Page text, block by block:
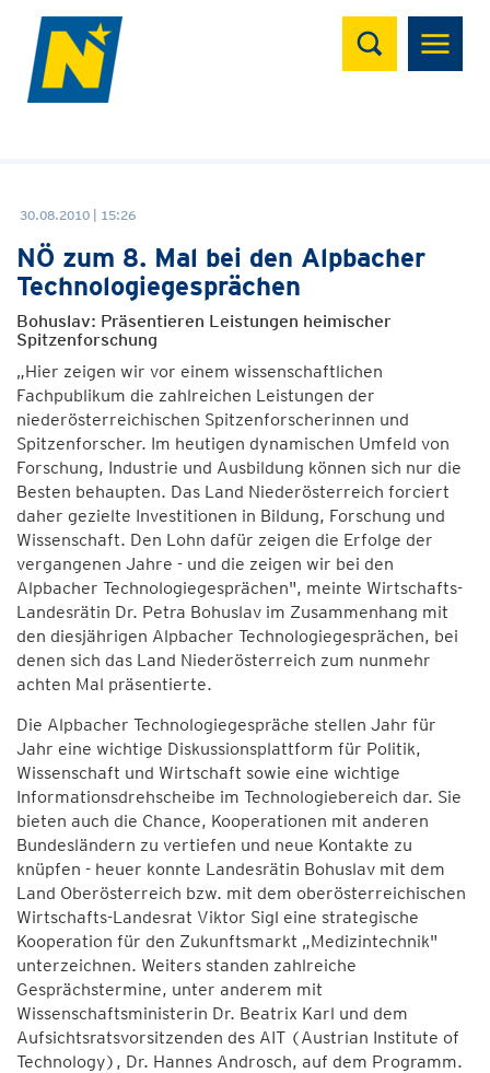
Suchen
30.08.2010 | 15:26
NÖ zum 8. Mal bei den Alpbacher
Technologiegesprächen
Bohuslav: Präsentieren Leistungen heimischer
Spitzenforschung
„Hier zeigen wir vor einem wissenschaftlichen
Fachpublikum die zahlreichen Leistungen der
niederösterreichischen Spitzenforscherinnen und
Spitzenforscher. Im heutigen dynamischen Umfeld von
Forschung, Industrie und Ausbildung können sich nur die
Besten behaupten. Das Land Niederösterreich forciert
daher gezielte Investitionen in Bildung, Forschung und
Wissenschaft. Den Lohn dafür zeigen die Erfolge der
vergangenen Jahre - und die zeigen wir bei den
Alpbacher Technologiegesprächen", meinte Wirtschafts-
Landesrätin Dr. Petra Bohuslav im Zusammenhang mit
den diesjährigen Alpbacher Technologiegesprächen, bei
denen sich das Land Niederösterreich zum nunmehr
achten Mal präsentierte.
Die Alpbacher Technologiegespräche stellen Jahr für
Jahr eine wichtige Diskussionsplattform für Politik,
Wissenschaft und Wirtschaft sowie eine wichtige
Informationsdrehscheibe im Technologiebereich dar. Sie
bieten auch die Chance, Kooperationen mit anderen
Bundesländern zu vertiefen und neue Kontakte zu
knüpfen - heuer konnte Landesrätin Bohuslav mit dem
Land Oberösterreich bzw. mit dem oberösterreichischen
Wirtschafts-Landesrat Viktor Sigl eine strategische
Kooperation für den Zukunftsmarkt „Medizintechnik"
unterzeichnen. Weiters standen zahlreiche
Gesprächstermine, unter anderem mit
Wissenschaftsministerin Dr. Beatrix Karl und dem
Aufsichtsratsvorsitzenden des AIT (Austrian Institute of
Technology), Dr. Hannes Androsch, auf dem Programm.